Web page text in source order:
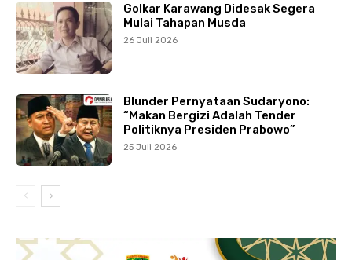
Golkar Karawang Didesak Segera
Mulai Tahapan Musda
26 Juli 2026
Blunder Pernyataan Sudaryono:
“Makan Bergizi Adalah Tender
Politiknya Presiden Prabowo”
25 Juli 2026